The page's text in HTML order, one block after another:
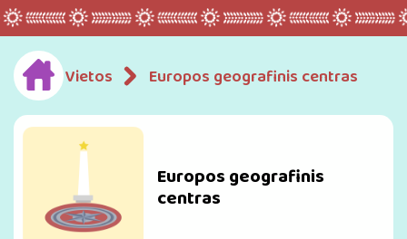
Vietos Europos geografinis centras
Europos geografinis
centras